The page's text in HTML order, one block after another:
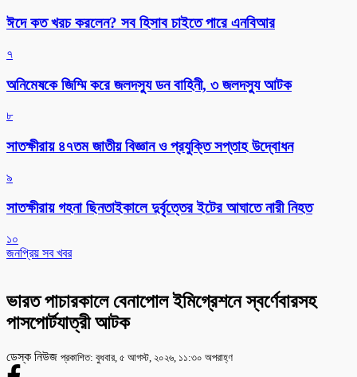
ঈদে কত খরচ করলেন? সব হিসাব চাইতে পারে এনবিআর
৭
অনিমেষকে জিম্মি করে জলদস্যু ডন বাহিনী, ৩ জলদস্যু আটক
৮
সাতক্ষীরায় ৪৭তম জাতীয় বিজ্ঞান ও প্রযুক্তি সপ্তাহ উদ্বোধন
৯
সাতক্ষীরায় গহনা ছিনতাইকালে দুর্বৃত্তের ইটের আঘাতে নারী নিহত
১০
জনপ্রিয় সব খবর
ভারত পাচারকালে বেনাপোল ইমিগ্রেশনে স্বর্ণেবারসহ
পাসপোর্টযাত্রী আটক
ডেস্ক নিউজ প্রকাশিত: বুধবার, ৫ আগস্ট, ২০২৬, ১১:৩০ অপরাহ্ণ